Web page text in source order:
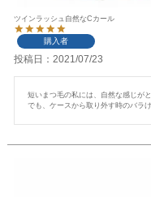
ツインラッシュ自然なCカール
購入者
投稿日 2021/07/23
短いまつ毛の私には、自然な感じが
でも、ケースから取り外す時のバラ